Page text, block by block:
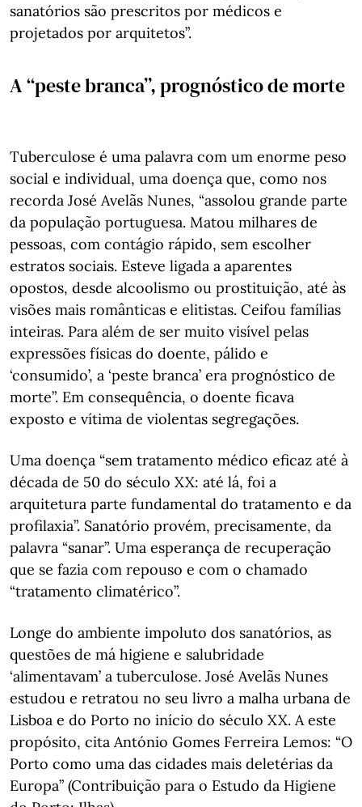
sanatórios são prescritos por médicos e
projetados por arquitetos”.
A “peste branca”, prognóstico de morte
Tuberculose é uma palavra com um enorme peso
social e individual, uma doença que, como nos
recorda José Avelãs Nunes, “assolou grande parte
da população portuguesa. Matou milhares de
pessoas, com contágio rápido, sem escolher
estratos sociais. Esteve ligada a aparentes
opostos, desde alcoolismo ou prostituição, até às
visões mais românticas e elitistas. Ceifou famílias
inteiras. Para além de ser muito visível pelas
expressões físicas do doente, pálido e
‘consumido’, a ‘peste branca’ era prognóstico de
morte”. Em consequência, o doente ficava
exposto e vítima de violentas segregações.
Uma doença “sem tratamento médico eficaz até à
década de 50 do século XX: até lá, foi a
arquitetura parte fundamental do tratamento e da
profilaxia”. Sanatório provém, precisamente, da
palavra “sanar”. Uma esperança de recuperação
que se fazia com repouso e com o chamado
“tratamento climatérico”.
Longe do ambiente impoluto dos sanatórios, as
questões de má higiene e salubridade
‘alimentavam’ a tuberculose. José Avelãs Nunes
estudou e retratou no seu livro a malha urbana de
Lisboa e do Porto no início do século XX. A este
propósito, cita António Gomes Ferreira Lemos: “O
Porto como uma das cidades mais deletérias da
Europa” (Contribuição para o Estudo da Higiene